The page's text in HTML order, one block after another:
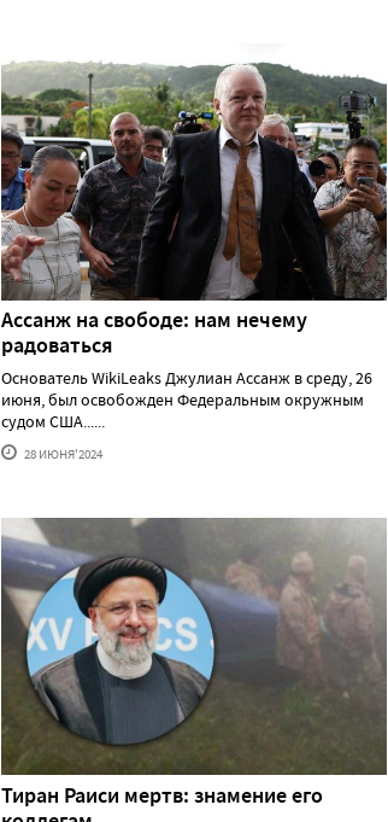
Ассанж на свободе: нам нечему
радоваться
Основатель WikiLeaks Джулиан Ассанж в среду, 26
июня, был освобожден Федеральным окружным
судом США......
28 ИЮНЯ'2024
Тиран Раиси мертв: знамение его